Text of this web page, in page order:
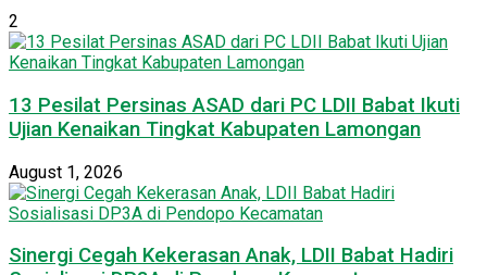
2
13 Pesilat Persinas ASAD dari PC LDII Babat Ikuti
Ujian Kenaikan Tingkat Kabupaten Lamongan
August 1, 2026
Sinergi Cegah Kekerasan Anak, LDII Babat Hadiri